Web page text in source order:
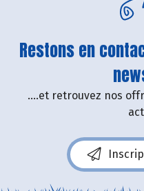
Restons en
....et retrouvez nos